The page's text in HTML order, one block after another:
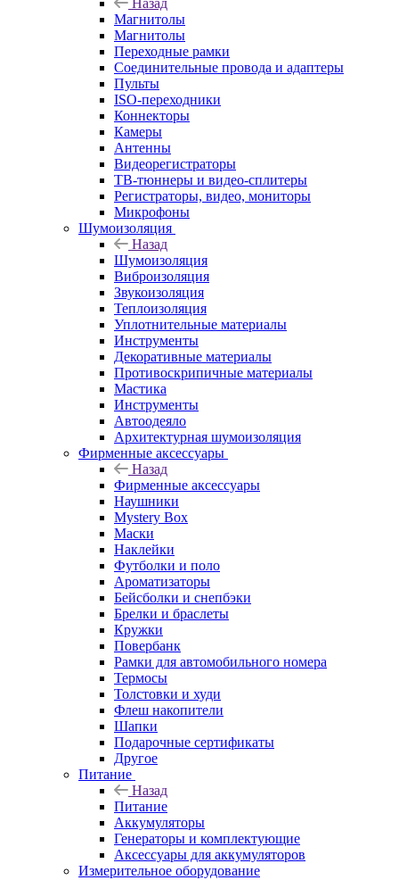
Назад
Магнитолы
Магнитолы
Переходные рамки
Соединительные провода и адаптеры
Пульты
ISO-переходники
Коннекторы
Камеры
Антенны
Видеорегистраторы
ТВ-тюннеры и видео-сплитеры
Регистраторы, видео, мониторы
Микрофоны
Шумоизоляция
Назад
Шумоизоляция
Виброизоляция
Звукоизоляция
Теплоизоляция
Уплотнительные материалы
Инструменты
Декоративные материалы
Противоскрипичные материалы
Мастика
Инструменты
Автоодеяло
Архитектурная шумоизоляция
Фирменные аксессуары
Назад
Фирменные аксессуары
Наушники
Mystery Box
Маски
Наклейки
Футболки и поло
Ароматизаторы
Бейсболки и снепбэки
Брелки и браслеты
Кружки
Повербанк
Рамки для автомобильного номера
Термосы
Толстовки и худи
Флеш накопители
Шапки
Подарочные сертификаты
Другое
Питание
Назад
Питание
Аккумуляторы
Генераторы и комплектующие
Аксессуары для аккумуляторов
Измерительное оборудование